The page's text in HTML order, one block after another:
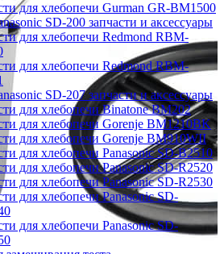
для хлебопечи Gurman GR-BM1500
SD-200 запчасти и аксессуары
для хлебопечи Redmond RBM-
для хлебопечи Redmond RBM-
SD-207 запчасти и аксессуары
для хлебопечи Binatone BM202
для хлебопечи Gorenje BM1210BK
для хлебопечи Gorenje BM910WII
для хлебопечи Panasonic SD-B2510
для хлебопечи Panasonic SD-R2520
для хлебопечи Panasonic SD-R2530
для хлебопечи Panasonic SD-
для хлебопечи Panasonic SD-